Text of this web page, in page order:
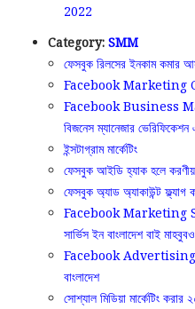
2022
Category: SMM
ফেসবুক রিলসের ইনকাম কমার
Facebook Marketing
Facebook Business
বিজনেস ম্যানেজার
ইন্সটাগ্রাম মার্কেটিং
ফেসবুক আইডি হ্যাক হলে
ফেসবুক অ্যাড অ্যাকাউন্ট ফ্ল্যাগ
Facebook Marketing
সার্ভিস ইন বাংলাদেশ বাই
Facebook Advertising
বাংলাদেশ
সোশ্যাল মিডিয়া মার্কেটিং করার